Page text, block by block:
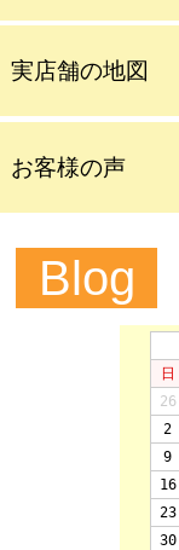
実店舗の地図
お客様の声
Blog